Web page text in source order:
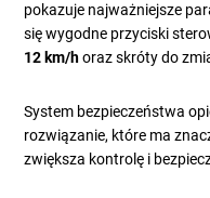
pokazuje najważniejsze
się wygodne przyciski
12 km/horaz skróty do
System bezpieczeństwa
rozwiązanie, które ma
zwiększa kontrolę i